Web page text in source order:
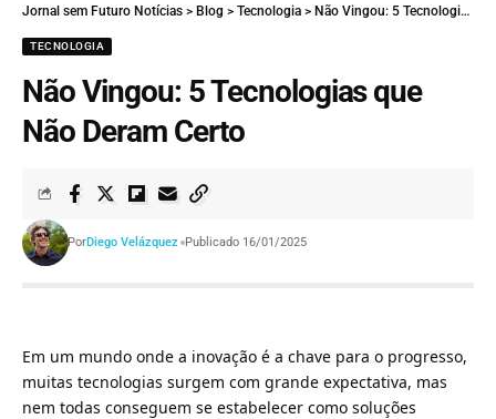
Jornal sem Futuro Notícias > Blog > Tecnologia > Não Vingou: 5 Tecnologias que Não Deram Certo
TECNOLOGIA
Não Vingou: 5 Tecnologias que
Não Deram Certo
PorDiego Velázquez Publicado 16/01/2025
Em um mundo onde a inovação é a chave para o progresso,
muitas tecnologias surgem com grande expectativa, mas
nem todas conseguem se estabelecer como soluções